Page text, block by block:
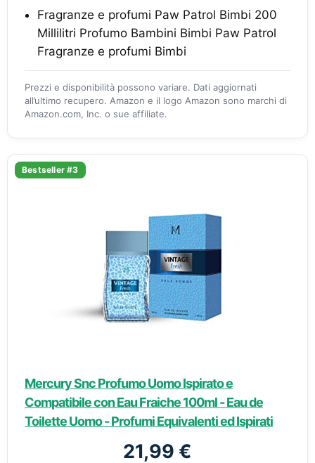
Fragranze e profumi Paw Patrol Bimbi 200
Millilitri Profumo Bambini Bimbi Paw Patrol
Fragranze e profumi Bimbi
Prezzi e disponibilità possono variare. Dati aggiornati
all’ultimo recupero. Amazon e il logo Amazon sono marchi di
Amazon.com, Inc. o sue affiliate.
Bestseller #3
Mercury Snc Profumo Uomo Ispirato e
Compatibile con Eau Fraiche 100ml - Eau de
Toilette Uomo - Profumi Equivalenti ed Ispirati
21,99 €